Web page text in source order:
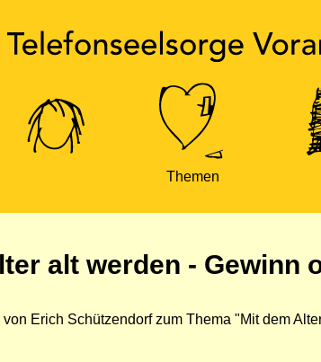
Themen
alt werden - Gewinn
Erich Schützendorf zum Thema "Mit dem